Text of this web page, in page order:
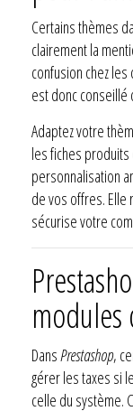
Certains thèmes
clairement la
confusion chez
est donc conseillé
Adaptez votre
les fiches produits
personnalisation
de vos offres.
sécurise votre
DansPrestashop,
gérer les taxes si
celle du système.